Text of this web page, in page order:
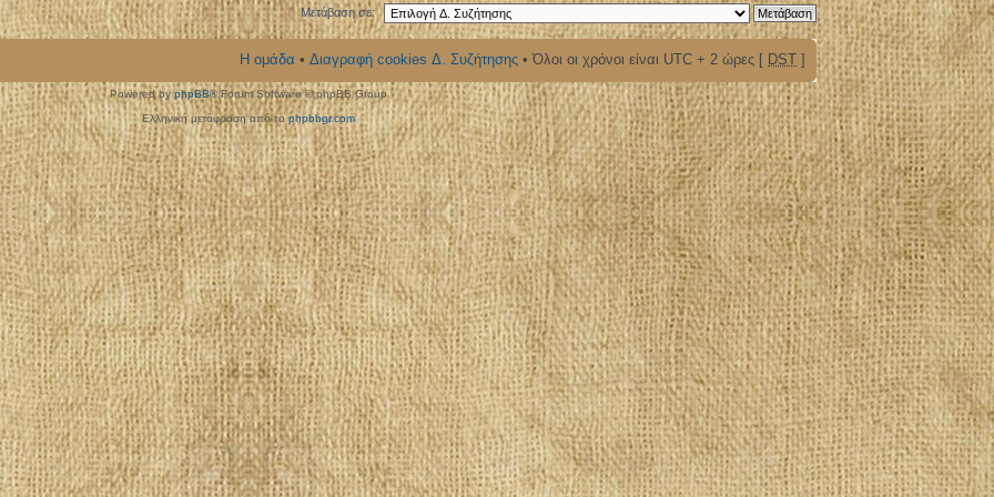
Μετάβαση σε:
Η ομάδα • Διαγραφή cookies Δ. Συζήτησης • Όλοι οι χρόνοι είναι UTC + 2 ώρες [ DST ]
Powered byphpBB® Forum Software © phpBB Group
Ελληνική μετάφραση από τοphpbbgr.com